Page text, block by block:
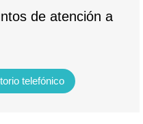
de atención a
telefónico